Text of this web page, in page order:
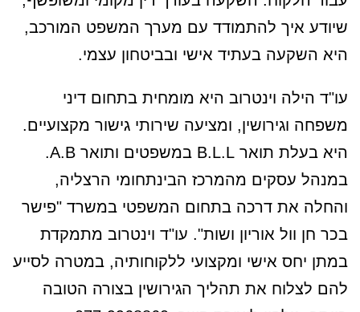
שיודע איך להתמודד עם מערך המשפט המורכב,
היא השקעה בעתיד אישי ובביטחון עצמי.
עו"ד הילה וינטרוב היא מומחית בתחום דיני
משפחה וגירושין, ומציעה שירותי גישור מקצועיים.
היא בעלת תואר B.L.L במשפטים ותואר A.B.
במנהל עסקים מהמרכז הבינתחומי הרצליה,
והחלה את דרכה בתחום המשפטי במשרד "פישר
בכר חן וול אוריון ושות". עו"ד וינטרוב מתמקדת
במתן יחס אישי ומקצועי ללקוחותיה, במטרה לסייע
להם לצלוח את תהליך הגירושין בצורה הטובה